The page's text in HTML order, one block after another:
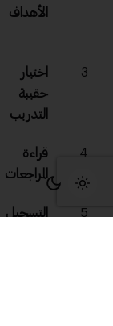
الأهداف
3
اختيار
حقيبة
التدريب
4
قراءة
المراجعات
5
التسجيل